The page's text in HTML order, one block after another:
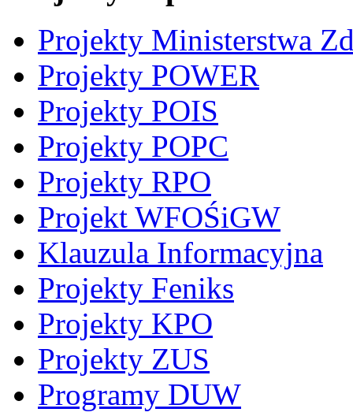
Projekty Ministerstwa
Projekty POWER
Projekty POIS
Projekty POPC
Projekty RPO
Projekt WFOŚiGW
Klauzula Informacyjna
Projekty Feniks
Projekty KPO
Projekty ZUS
Programy DUW